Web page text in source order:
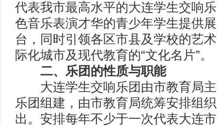
代表我市最高水平的大连学生交响
色音乐表演才华的青少年学生提供
台，同时引领各区市县及学校的艺
际化城市及现代教育的“文化名片”。
二、乐团的性质与职能
大连学生交响乐团由市教育局主
乐团组建，由市教育局统筹安排组
出。安排每年不少于一次代表大连